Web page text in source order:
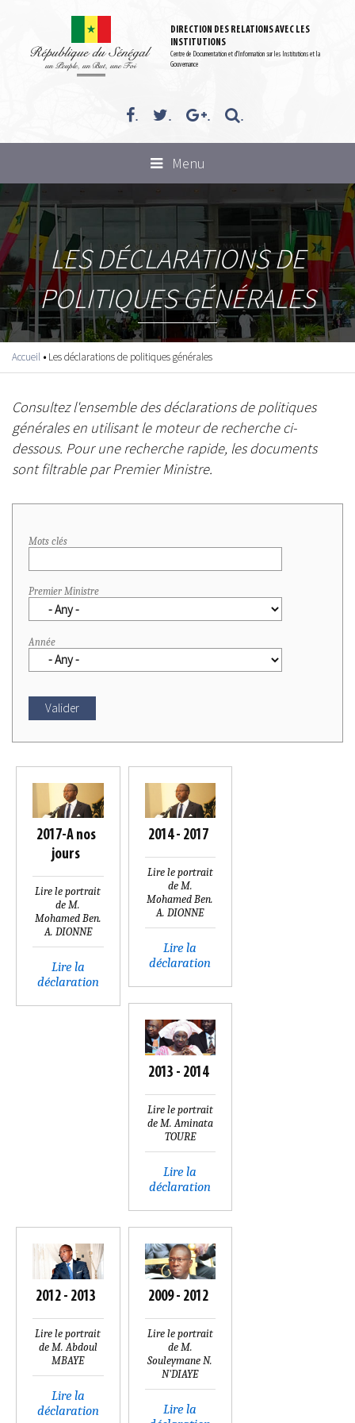
DIRECTION DES RELATIONS AVEC LES
INSTITUTIONS
Centre de Documentation et d'Information sur les Institutions et la
Gouvernance
. . . .
Toggle
navigation
Menu
LES DÉCLARATIONS DE
POLITIQUES GÉNÉRALES
Vous êtes ici
Accueil •Les déclarations de politiques générales
Consultez l'ensemble des déclarations de politiques
générales en utilisant le moteur de recherche ci-
dessous. Pour une recherche rapide, les documents
sont filtrable par Premier Ministre.
Mots clés
Premier Ministre
Année
2017-A nos
jours
Lire le portrait
de M.
Mohamed Ben.
A. DIONNE
Lire la
déclaration
2014 - 2017
Lire le portrait
de M.
Mohamed Ben.
A. DIONNE
Lire la
déclaration
2013 - 2014
Lire le portrait
de M. Aminata
TOURE
Lire la
déclaration
2012 - 2013
Lire le portrait
de M. Abdoul
MBAYE
Lire la
déclaration
2009 - 2012
Lire le portrait
de M.
Souleymane N.
N'DIAYE
Lire la